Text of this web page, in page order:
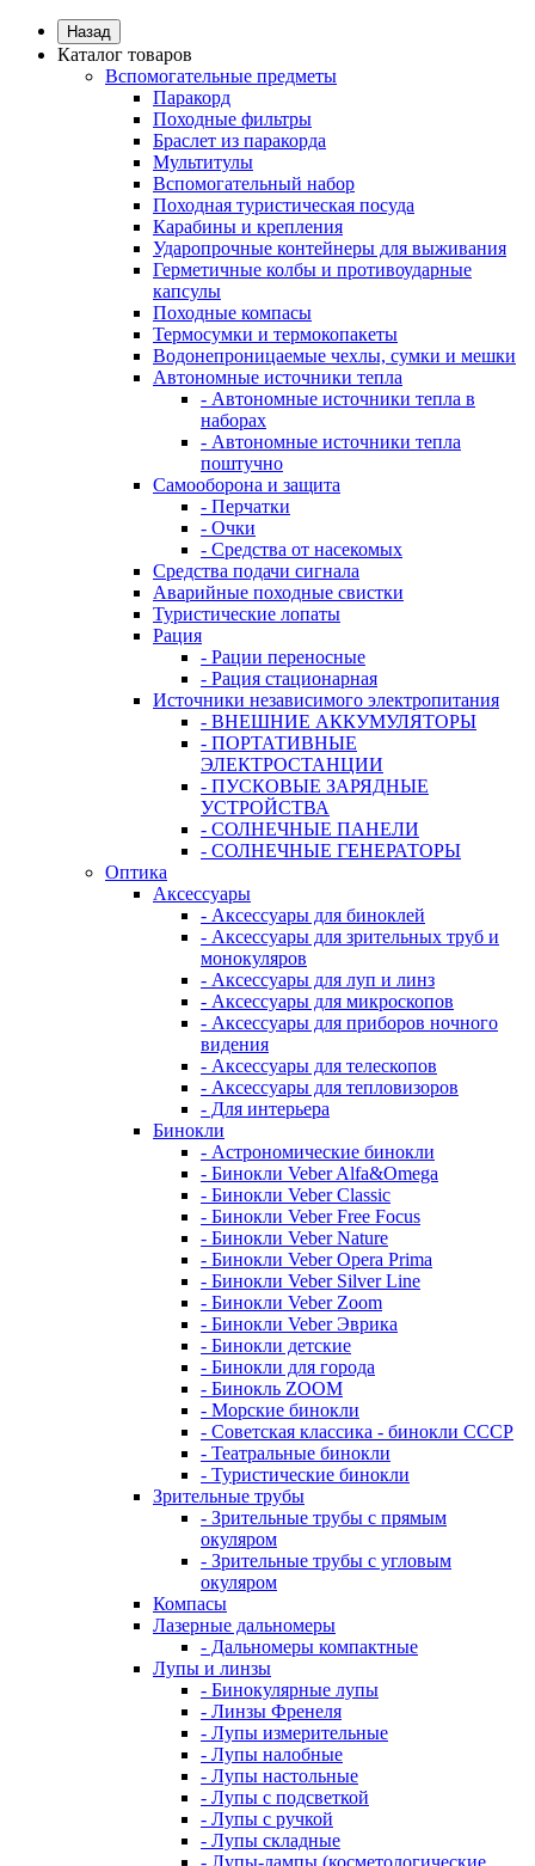
Назад
Каталог товаров
Вспомогательные предметы
Паракорд
Походные фильтры
Браслет из паракорда
Мультитулы
Вспомогательный набор
Походная туристическая посуда
Карабины и крепления
Ударопрочные контейнеры для выживания
Герметичные колбы и противоударные
капсулы
Походные компасы
Термосумки и термокопакеты
Водонепроницаемые чехлы, сумки и мешки
Автономные источники тепла
- Автономные источники тепла в
наборах
- Автономные источники тепла
поштучно
Самооборона и защита
- Перчатки
- Очки
- Средства от насекомых
Средства подачи сигнала
Аварийные походные свистки
Туристические лопаты
Рация
- Рации переносные
- Рация стационарная
Источники независимого электропитания
- ВНЕШНИЕ АККУМУЛЯТОРЫ
- ПОРТАТИВНЫЕ
ЭЛЕКТРОСТАНЦИИ
- ПУСКОВЫЕ ЗАРЯДНЫЕ
УСТРОЙСТВА
- СОЛНЕЧНЫЕ ПАНЕЛИ
- СОЛНЕЧНЫЕ ГЕНЕРАТОРЫ
Оптика
Аксессуары
- Аксессуары для биноклей
- Аксессуары для зрительных труб и
монокуляров
- Аксессуары для луп и линз
- Аксессуары для микроскопов
- Аксессуары для приборов ночного
видения
- Аксессуары для телескопов
- Аксессуары для тепловизоров
- Для интерьера
Бинокли
- Астрономические бинокли
- Бинокли Veber Alfa&Omega
- Бинокли Veber Classic
- Бинокли Veber Free Focus
- Бинокли Veber Nature
- Бинокли Veber Opera Prima
- Бинокли Veber Silver Line
- Бинокли Veber Zoom
- Бинокли Veber Эврика
- Бинокли детские
- Бинокли для города
- Бинокль ZOOM
- Морские бинокли
- Советская классика - бинокли СССР
- Театральные бинокли
- Туристические бинокли
Зрительные трубы
- Зрительные трубы с прямым
окуляром
- Зрительные трубы с угловым
окуляром
Компасы
Лазерные дальномеры
- Дальномеры компактные
Лупы и линзы
- Бинокулярные лупы
- Линзы Френеля
- Лупы измерительные
- Лупы налобные
- Лупы настольные
- Лупы с подсветкой
- Лупы с ручкой
- Лупы складные
- Лупы-лампы (косметологические